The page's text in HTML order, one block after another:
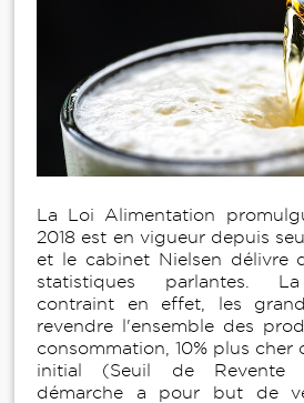
La Loi Alimentation
2018 est en vigueur depuis
et le cabinet Nielsen délivre
statistiques parlantes.
contraint en effet, les
revendre l'ensemble des
consommation, 10% plus
initial (Seuil de Revente
démarche a pour but de